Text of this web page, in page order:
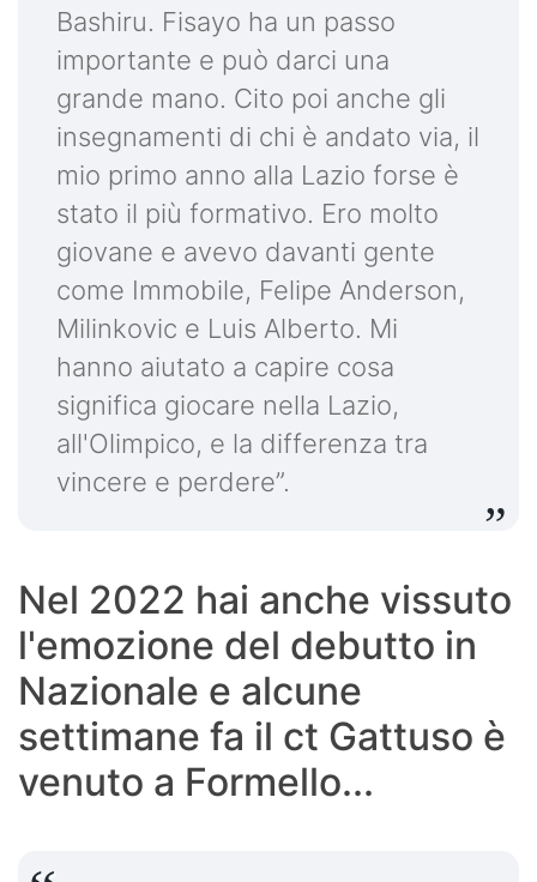
Bashiru. Fisayo ha un passo
importante e può darci una
grande mano. Cito poi anche gli
insegnamenti di chi è andato via, il
mio primo anno alla Lazio forse è
stato il più formativo. Ero molto
giovane e avevo davanti gente
come Immobile, Felipe Anderson,
Milinkovic e Luis Alberto. Mi
hanno aiutato a capire cosa
significa giocare nella Lazio,
all'Olimpico, e la differenza tra
vincere e perdere”.
Nel 2022 hai anche vissuto
l'emozione del debutto in
Nazionale e alcune
settimane fa il ct Gattuso è
venuto a Formello...